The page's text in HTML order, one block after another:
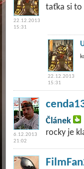
22.12.2013
15:31
taťka si to
22.12.2013
15:31
6.12.2013
21:02
Článek
rocky je